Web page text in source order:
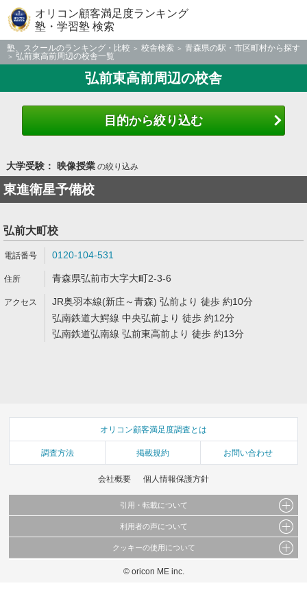
オリコン顧客満足度ランキング
塾・学習塾 検索
塾、スクールのランキング・比較 校舎検索
青森県の駅・市区町村から探す
弘前東高前周辺の校舎一覧
弘前東高前周辺の校舎
目的から絞り込む
大学受験： 映像授業の絞り込み
東進衛星予備校
弘前大町校
0120-104-531
青森県弘前市大字大町2-3-6
JR奥羽本線(新庄～青森) 弘前より 徒歩 約10分
弘南鉄道大鰐線 中央弘前より 徒歩 約12分
弘南鉄道弘南線 弘前東高前より 徒歩 約13分
オリコン顧客満足度調査とは
調査方法 掲載規約 お問い合わせ
会社概要 個人情報保護方針
引用・転載について
当サイトで公開されている情報（文字、写真、イラスト、画像データ等）及びこれらの配
これらの情報を権利者の許可なく無断転載・複製などの二次利用を行うことは固く禁じて
利用者の声について
当サイトに掲載している内容はすべてサービスの利用者が提出された見解・感想です。
弊社の見解・ 意見ではないことをご理解いただいた上でご覧ください。
クッキーの使用について
このサイトでは Cookie を使用して、ユーザーに合わせたコンテンツや広告の表示、ソー
© oricon ME inc.